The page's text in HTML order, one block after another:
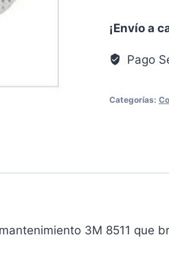
3M™
N95,
¡Envío a
Pago
Categorías:
3M 8511 que